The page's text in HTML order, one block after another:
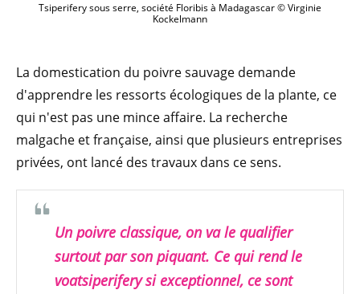
Tsiperifery sous serre, société Floribis à Madagascar © Virginie
Kockelmann
La domestication du poivre sauvage demande
d'apprendre les ressorts écologiques de la plante, ce
qui n'est pas une mince affaire. La recherche
malgache et française, ainsi que plusieurs entreprises
privées, ont lancé des travaux dans ce sens.
Un poivre classique, on va le qualifier
surtout par son piquant. Ce qui rend le
voatsiperifery si exceptionnel, ce sont